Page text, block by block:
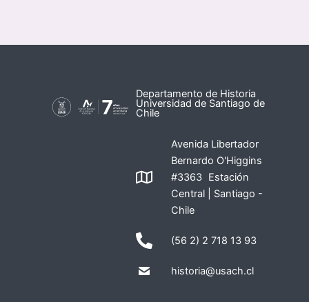
Departamento de Historia
Universidad de Santiago de
Chile
Avenida Libertador
Bernardo O'Higgins
#3363 Estación
Central | Santiago -
Chile
(56 2) 2 718 13 93
historia@usach.cl